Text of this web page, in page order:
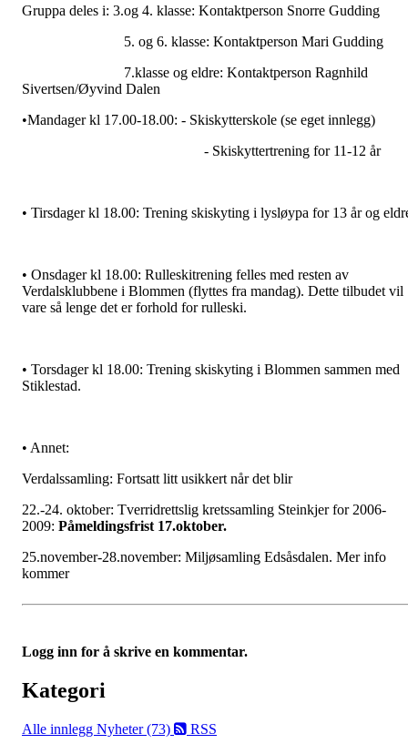
Gruppa deles i: 3.og 4. klasse: Kontaktperson Snorre Gudding
5. og 6. klasse: Kontaktperson Mari Gudding
7.klasse og eldre: Kontaktperson Ragnhild
Sivertsen/Øyvind Dalen
•Mandager kl 17.00-18.00: - Skiskytterskole (se eget innlegg)
- Skiskyttertrening for 11-12 år
• Tirsdager kl 18.00: Trening skiskyting i lysløypa for 13 år og
• Onsdager kl 18.00: Rulleskitrening felles med resten av
Verdalsklubbene i Blommen (flyttes fra mandag). Dette tilbudet vil
vare så lenge det er forhold for rulleski.
• Torsdager kl 18.00: Trening skiskyting i Blommen sammen med
Stiklestad.
• Annet:
Verdalssamling: Fortsatt litt usikkert når det blir
22.-24. oktober: Tverridrettslig kretssamling Steinkjer for 2006-
2009: Påmeldingsfrist 17.oktober.
25.november-28.november: Miljøsamling Edsåsdalen. Mer info
kommer
Logg inn for å skrive en kommentar.
Kategori
Alle innlegg Nyheter (73) RSS